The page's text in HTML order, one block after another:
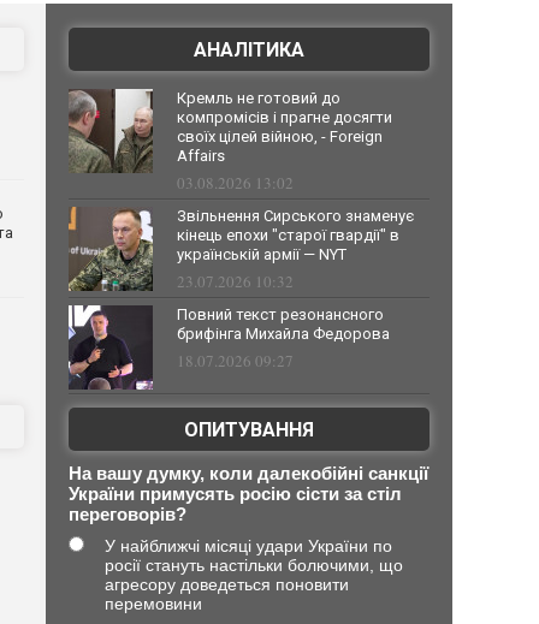
АНАЛІТИКА
Кремль не готовий до
компромісів і прагне досягти
своїх цілей війною, - Foreign
Affairs
03.08.2026 13:02
Звільнення Сирського знаменує
кінець епохи "старої гвардії" в
українській армії — NYT
23.07.2026 10:32
Повний текст резонансного
брифінга Михайла Федорова
18.07.2026 09:27
ОПИТУВАННЯ
На вашу думку, коли далекобійні санкції
України примусять росію сісти за стіл
переговорів?
У найближчі місяці удари України по
росії стануть настільки болючими, що
агресору доведеться поновити
перемовини